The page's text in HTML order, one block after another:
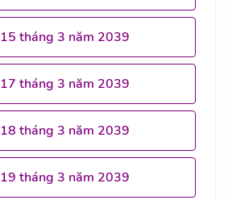
tháng 3 năm 2039
tháng 3 năm 2039
tháng 3 năm 2039
tháng 3 năm 2039